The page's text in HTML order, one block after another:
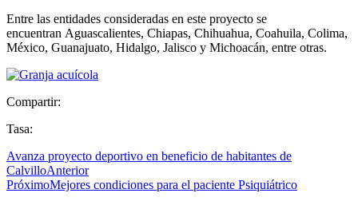
Entre las entidades consideradas en este proyecto se
encuentran Aguascalientes, Chiapas, Chihuahua, Coahuila, Colima,
México, Guanajuato, Hidalgo, Jalisco y Michoacán, entre otras.
Compartir:
Tasa:
Avanza proyecto deportivo en beneficio de habitantes de
CalvilloAnterior
PróximoMejores condiciones para el paciente Psiquiátrico